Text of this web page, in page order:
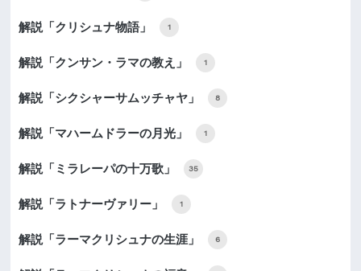
解説「クリシュナ物語」 1
解説「クンサン・ラマの教え」 1
解説「シクシャーサムッチャヤ」 8
解説「マハームドラーの月光」 1
解説「ミラレーパの十万歌」 35
解説「ラトナーヴァリー」 1
解説「ラーマクリシュナの生涯」 6